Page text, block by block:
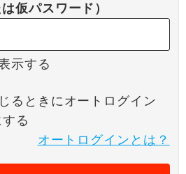
仮パスワード）
示する
るときにオートログイン
る
オートログインとは？